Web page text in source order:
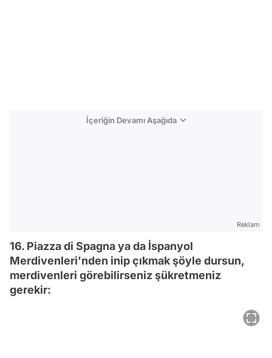
İçeriğin Devamı Aşağıda
Reklam
16. Piazza di Spagna ya da İspanyol
Merdivenleri'nden inip çıkmak şöyle dursun,
merdivenleri görebilirseniz şükretmeniz
gerekir: